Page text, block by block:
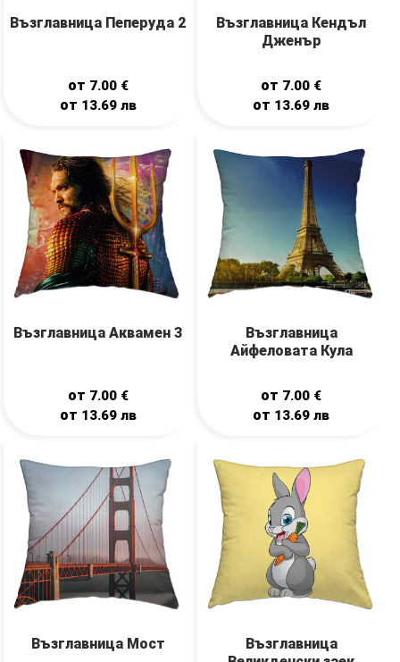
Възглавница Пеперуда 2
от 7.00 €
от 13.69 лв
Възглавница Кендъл
Дженър
от 7.00 €
от 13.69лв
Възглавница Аквамен 3
от 7.00 €
от 13.69 лв
Възглавница
Айфеловата Кула
от 7.00 €
от 13.69лв
Възглавница Мост
Възглавница